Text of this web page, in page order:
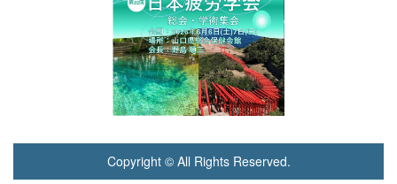
Copyright © All Rights Reserved.